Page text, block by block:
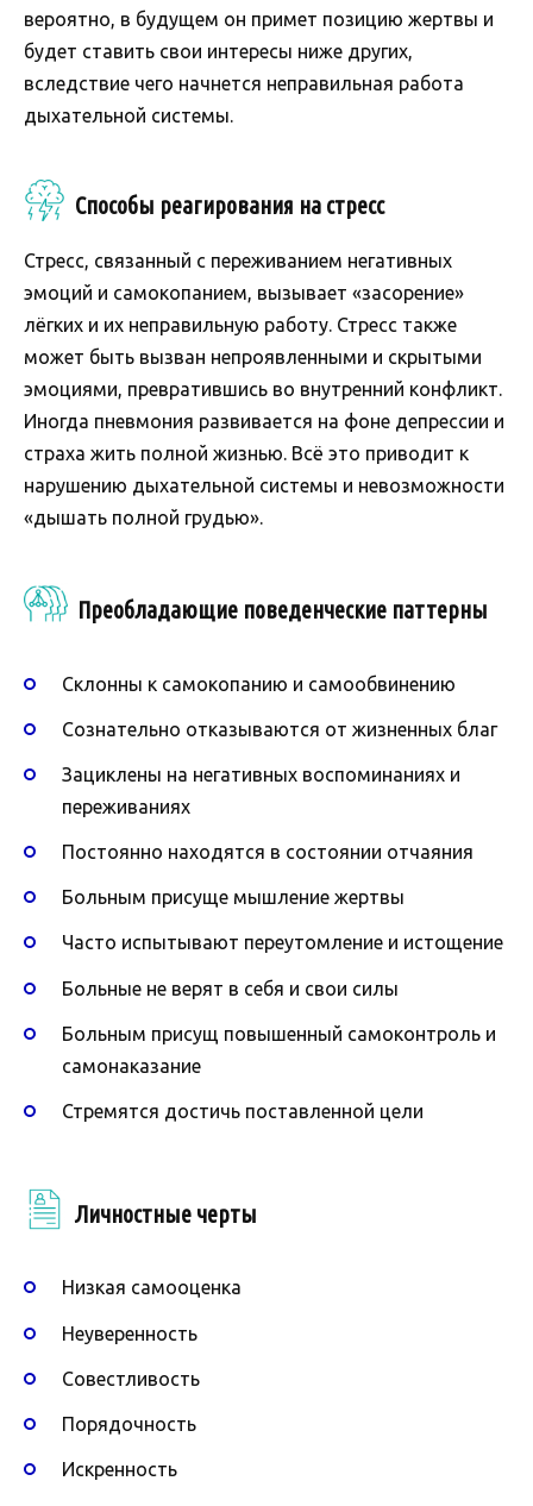
вероятно, в будущем он примет позицию жертвы и
будет ставить свои интересы ниже других,
вследствие чего начнется неправильная работа
дыхательной системы.
Способы реагирования на стресс
Стресс, связанный с переживанием негативных
эмоций и самокопанием, вызывает «засорение»
лёгких и их неправильную работу. Стресс также
может быть вызван непроявленными и скрытыми
эмоциями, превратившись во внутренний конфликт.
Иногда пневмония развивается на фоне депрессии и
страха жить полной жизнью. Всё это приводит к
нарушению дыхательной системы и невозможности
«дышать полной грудью».
Преобладающие поведенческие паттерны
Склонны к самокопанию и самообвинению
Сознательно отказываются от жизненных благ
Зациклены на негативных воспоминаниях и
переживаниях
Постоянно находятся в состоянии отчаяния
Больным присуще мышление жертвы
Часто испытывают переутомление и истощение
Больные не верят в себя и свои силы
Больным присущ повышенный самоконтроль и
самонаказание
Стремятся достичь поставленной цели
Личностные черты
Низкая самооценка
Неуверенность
Совестливость
Порядочность
Искренность